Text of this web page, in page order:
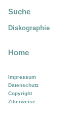
Suche
Diskographie
Home
Impressum
Datenschutz
Copyright
Zitierweise